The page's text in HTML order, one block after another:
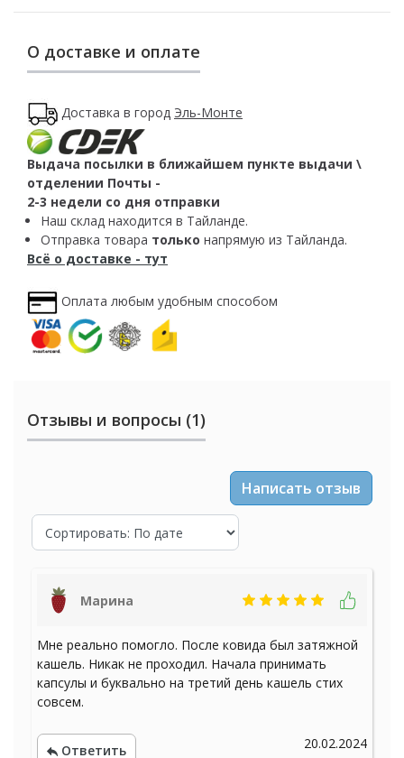
О доставке и оплате
Доставка в город Эль-Монте
Выдача посылки в ближайшем пункте выдачи \
отделении Почты -
2-3 недели со дня отправки
Наш склад находится в Тайланде.
Отправка товара только напрямую из Тайланда.
Всё о доставке - тут
Оплата любым удобным способом
Отзывы и вопросы (1)
Написать отзыв
Марина
Мне реально помогло. После ковида был затяжной
кашель. Никак не проходил. Начала принимать
капсулы и буквально на третий день кашель стих
совсем.
20.02.2024
Ответить